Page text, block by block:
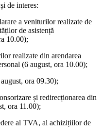
de interes:
a veniturilor realizate de
de asistență
10.00);
realizate din arendarea
(6 august, ora 10.00);
ora 09.30);
și redirecționarea din
ora 11.00);
al TVA, al achizițiilor de